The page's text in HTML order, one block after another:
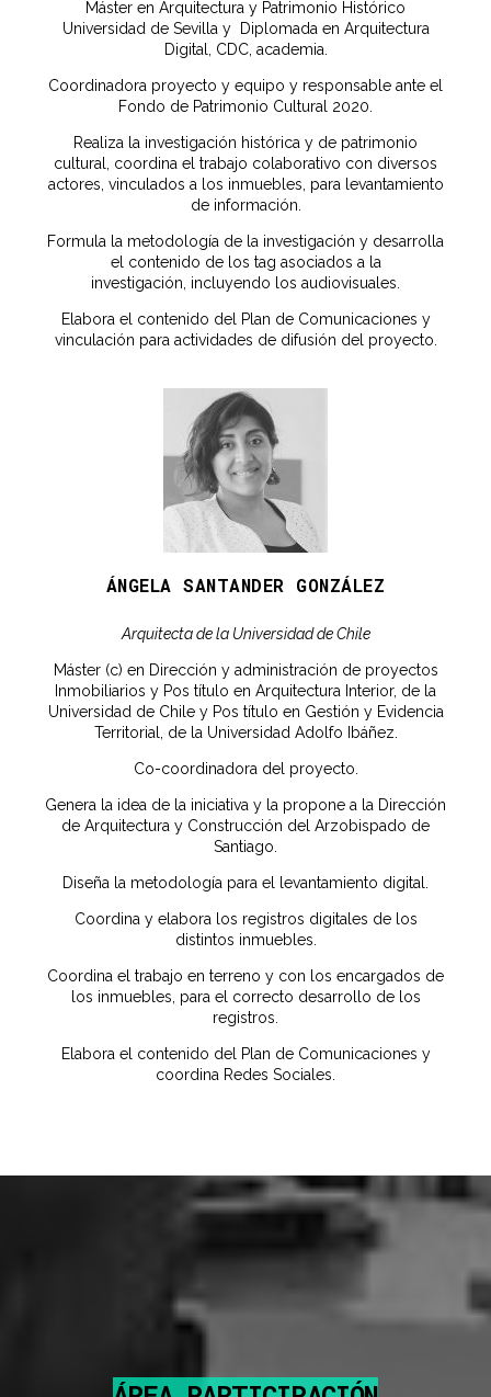
Máster en Arquitectura y Patrimonio Histórico
Universidad de Sevilla y Diplomada en Arquitectura
Digital, CDC, academia.
Coordinadora proyecto y equipo y responsable ante el
Fondo de Patrimonio Cultural 2020.
Realiza la investigación histórica y de patrimonio
cultural, coordina el trabajo colaborativo con diversos
actores, vinculados a los inmuebles, para levantamiento
de información.
Formula la metodología de la investigación y desarrolla
el contenido de los tag asociados a la
investigación, incluyendo los audiovisuales.
Elabora el contenido del Plan de Comunicaciones y
vinculación para actividades de difusión del proyecto.
ÁNGELA SANTANDER GONZÁLEZ
Arquitecta de la Universidad de Chile
Máster (c) en Dirección y administración de proyectos
Inmobiliarios y Pos título en Arquitectura Interior, de la
Universidad de Chile y Pos título en Gestión y Evidencia
Territorial, de la Universidad Adolfo Ibáñez.
Co-coordinadora del proyecto.
Genera la idea de la iniciativa y la propone a la Dirección
de Arquitectura y Construcción del Arzobispado de
Santiago.
Diseña la metodología para el levantamiento digital.
Coordina y elabora los registros digitales de los
distintos inmuebles.
Coordina el trabajo en terreno y con los encargados de
los inmuebles, para el correcto desarrollo de los
registros.
Elabora el contenido del Plan de Comunicaciones y
coordina Redes Sociales.